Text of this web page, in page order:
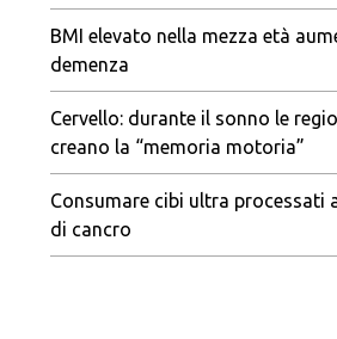
BMI elevato nella mezza età
demenza
Cervello: durante il sonno le
creano la “memoria motoria”
Consumare cibi ultra processati
di cancro